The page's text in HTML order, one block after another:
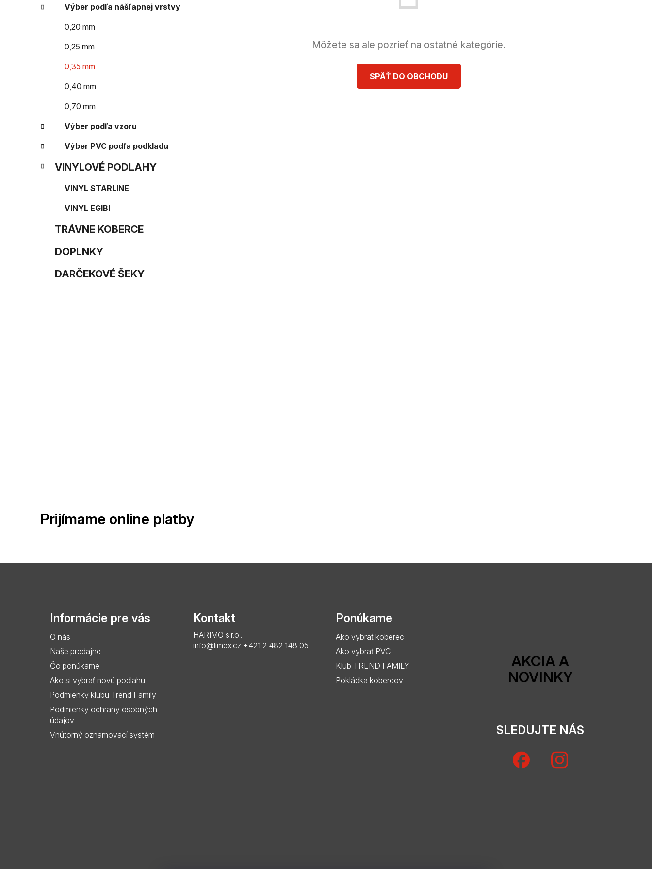
n
e
Výber podľa nášľapnej vrstvy
0,20 mm
0,25 mm
0,35 mm
0,40 mm
0,70 mm
Výber podľa vzoru
Výber PVC podľa podkladu
VINYLOVÉ PODLAHY
VINYL STARLINE
VINYL EGIBI
TRÁVNE KOBERCE
DOPLNKY
DARČEKOVÉ ŠEKY
Prijímame online platby
Môžete sa ale pozrieť na ostatné kategórie.
SPÄŤ DO OBCHODU
Informácie pre vás
O nás
Naše predajne
Čo ponúkame
Ako si vybrať novú podlahu
Podmienky klubu Trend Family
Podmienky ochrany osobných
údajov
Vnútorný oznamovací systém
Kontakt
HARIMO s.r.o..
info@limex.cz +421 2 482 148 05
Ponúkame
Ako vybrať koberec
Ako vybrať PVC
Klub TREND FAMILY
Pokládka kobercov
AKCIA A
NOVINKY
SLEDUJTE NÁS